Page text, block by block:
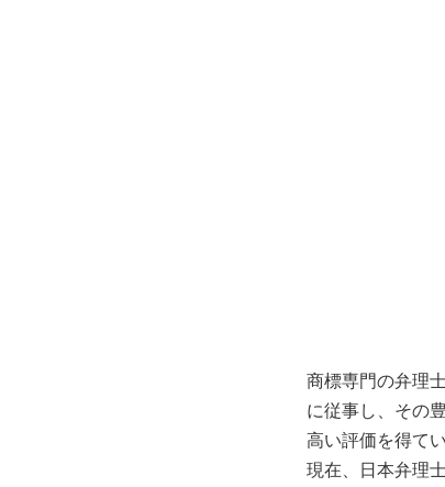
商標専門の弁理
に従事し、その
高い評価を得てい
現在、日本弁理